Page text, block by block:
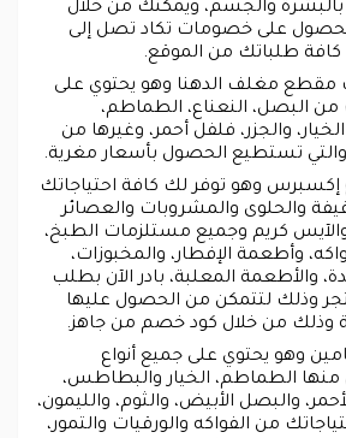
بالبشرة والجسم، ويمكنك من خلال
على خصومات تكاد تصل إلى
مقطع مغلف الدهنا وهو يحتوي على
البصل، النعناع، الطماطم،
والجزر، فلفل أحمر، وغيرها من
والتي تستطيع الحصول بأسعار مغرية.
إكسبرس وهو توفر لك كافة احتياجاتك
والحلوى والمشروبات والعصائر
والآيس كريم وجميع مستلزمات الطبخ،
وأطعمة الإفطار، والمخبوزات،
والأطعمة المعلبة، بادر الآن بطلب
وذلك لتتمكن من الحصول عليها
وذلك من خلال كود خصم من جاهز.
وهو يحتوي على جميع أنواع
منها الطماطم، الخيار والبطاطس،
والبصل الأبيض، والثوم، والليمون،
من الفواكه والورقيات والتمور،